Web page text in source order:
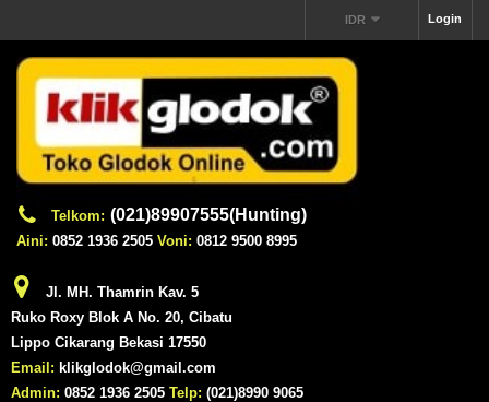
Login
IDR
Telkom: (021)89907555(Hunting)
Aini: 0852 1936 2505 Voni: 0812 9500 8995
Jl. MH. Thamrin Kav. 5
Ruko Roxy Blok A No. 20, Cibatu
Lippo Cikarang Bekasi 17550
Email: klikglodok@gmail.com
Admin: 0852 1936 2505 Telp: (021)8990 9065